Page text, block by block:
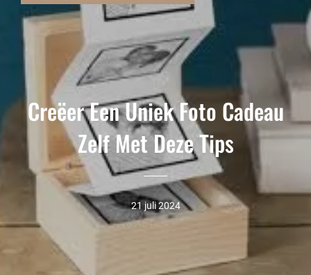
Creëer Een Uniek Foto Cadeau
Zelf Met Deze Tips
21 juli 2024